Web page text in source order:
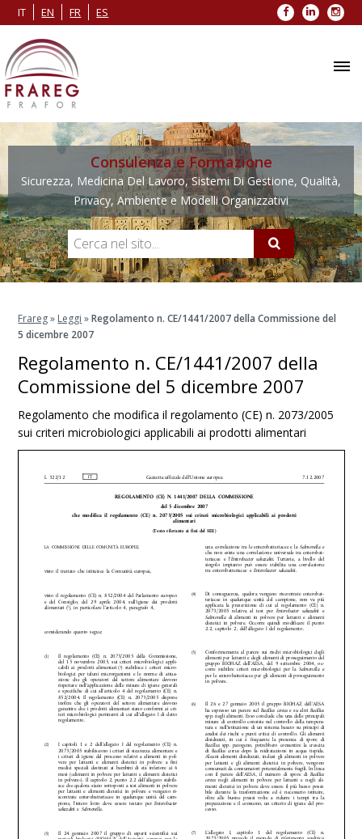
IT EN FR ES Facebook
LinkedIn
Consulenza e Formazione
Sicurezza, Medicina Del Lavoro, Sistemi Di Gestione, Qualità,
Privacy, Ambiente e Modelli Organizzativi
Frareg» Leggi »Regolamento n. CE/1441/2007 della Commissione del
5 dicembre 2007
Regolamento n. CE/1441/2007 della
Commissione del 5 dicembre 2007
Regolamento che modifica il regolamento (CE) n. 2073/2005
sui criteri microbiologici applicabili ai prodotti alimentari